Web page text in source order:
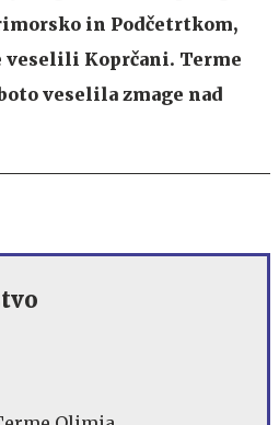
in Podčetrtkom,
veselili Koprčani. Terme
veselila zmage nad